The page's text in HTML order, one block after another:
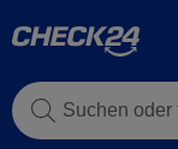
Suchen oder